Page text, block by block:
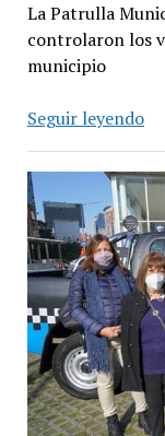
La Patrulla
controlaron los
municipio
Seguir leyendo
de
en
la